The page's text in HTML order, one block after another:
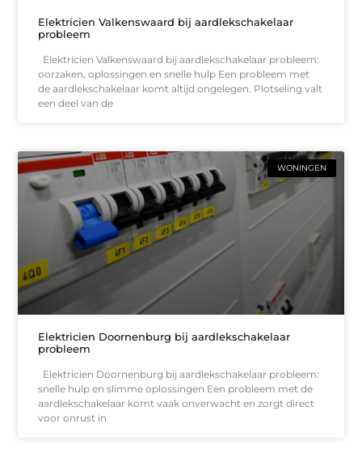
Elektricien Valkenswaard bij aardlekschakelaar
probleem
Elektricien Valkenswaard bij aardlekschakelaar probleem:
oorzaken, oplossingen en snelle hulp Een probleem met
de aardlekschakelaar komt altijd ongelegen. Plotseling valt
een deel van de
WONINGEN
Elektricien Doornenburg bij aardlekschakelaar
probleem
Elektricien Doornenburg bij aardlekschakelaar probleem:
snelle hulp en slimme oplossingen Een probleem met de
aardlekschakelaar komt vaak onverwacht en zorgt direct
voor onrust in